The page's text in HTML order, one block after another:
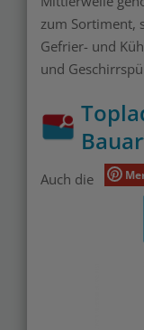
zum Sortiment,
Gefrier- und
und
Auch die